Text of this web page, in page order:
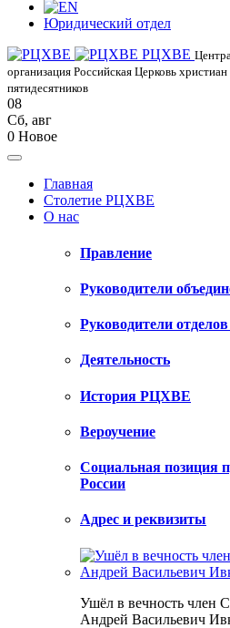
Юридический отдел
РЦХВЕ
организация Российская Церковь христиан
пятидесятников
08
Сб, авг
0 Новое
Главная
Столетие РЦХВЕ
О нас
Правление
Руководители
Руководители
Деятельность
История РЦХВЕ
Вероучение
Социальная позиция
России
Адрес и реквизиты
Ушёл в вечность член
Андрей Васильевич